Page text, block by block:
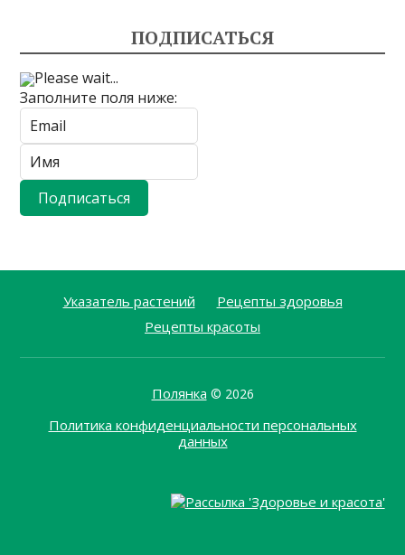
ПОДПИСАТЬСЯ
Please wait...
Заполните поля ниже:
Указатель растений
Рецепты здоровья
Рецепты красоты
Полянка © 2026
Политика конфиденциальности персональных
данных